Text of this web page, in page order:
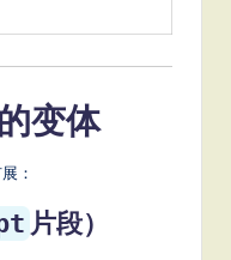
变体
：
片段）